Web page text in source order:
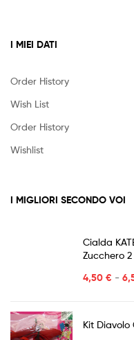
I MIEI DATI
Order History
Wish List
Order History
Wishlist
I MIGLIORI SECONDO VOI
Cialda
Zucchero 2
4,50 € -
Kit Diavolo